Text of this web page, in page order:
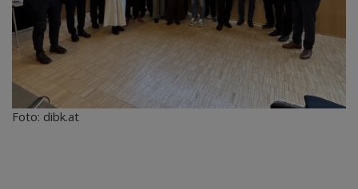
Foto: dibk.at